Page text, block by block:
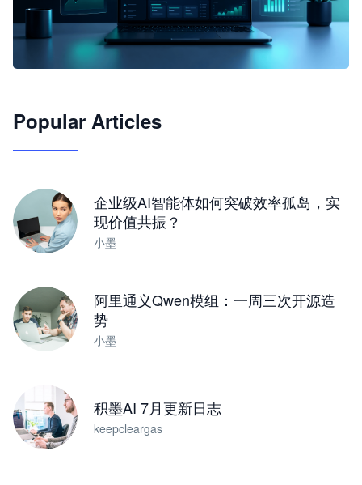
JimoClaw 桌面 AI Agent 工作台
Popular Articles
企业级AI智能体如何突破效率孤岛，实
现价值共振？
小墨
阿里通义Qwen模组：一周三次开源造
势
小墨
积墨AI 7月更新日志
keepcleargas